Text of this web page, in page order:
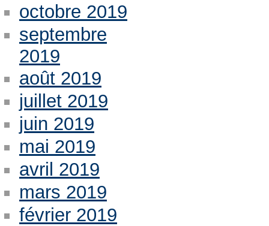
octobre 2019
septembre
2019
août 2019
juillet 2019
juin 2019
mai 2019
avril 2019
mars 2019
février 2019